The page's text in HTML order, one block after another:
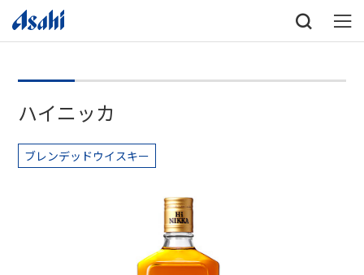
ハイニッカ
ブレンデッドウイスキー